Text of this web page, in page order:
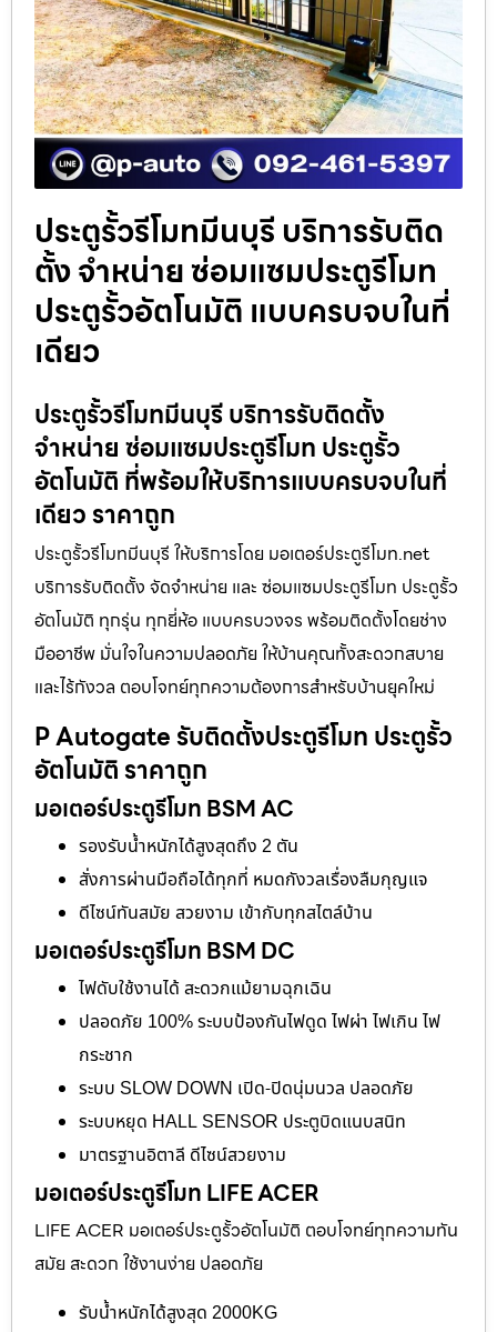
ประตูรั้วรีโมทมีนบุรี บริการรับติด
ตั้ง จำหน่าย ซ่อมแซมประตูรีโมท
ประตูรั้วอัตโนมัติ แบบครบจบในที่
เดียว
ประตูรั้วรีโมทมีนบุรี บริการรับติดตั้ง
จำหน่าย ซ่อมแซมประตูรีโมท ประตูรั้ว
อัตโนมัติ ที่พร้อมให้บริการแบบครบจบในที่
เดียว ราคาถูก
ประตูรั้วรีโมทมีนบุรี ให้บริการโดย มอเตอร์ประตูรีโมท.net
บริการรับติดตั้ง จัดจำหน่าย และ ซ่อมแซมประตูรีโมท ประตูรั้ว
อัตโนมัติ ทุกรุ่น ทุกยี่ห้อ แบบครบวงจร พร้อมติดตั้งโดยช่าง
มืออาชีพ มั่นใจในความปลอดภัย ให้บ้านคุณทั้งสะดวกสบาย
และไร้กังวล ตอบโจทย์ทุกความต้องการสำหรับบ้านยุคใหม่
P Autogate รับติดตั้งประตูรีโมท ประตูรั้ว
อัตโนมัติ ราคาถูก
มอเตอร์ประตูรีโมท BSM AC
รองรับน้ำหนักได้สูงสุดถึง 2 ตัน
สั่งการผ่านมือถือได้ทุกที่ หมดกังวลเรื่องลืมกุญแจ
ดีไซน์ทันสมัย สวยงาม เข้ากับทุกสไตล์บ้าน
มอเตอร์ประตูรีโมท BSM DC
ไฟดับใช้งานได้ สะดวกแม้ยามฉุกเฉิน
ปลอดภัย 100% ระบบป้องกันไฟดูด ไฟผ่า ไฟเกิน ไฟ
กระชาก
ระบบ SLOW DOWN เปิด-ปิดนุ่มนวล ปลอดภัย
ระบบหยุด HALL SENSOR ประตูบิดแนบสนิท
มาตรฐานอิตาลี ดีไซน์สวยงาม
มอเตอร์ประตูรีโมท LIFE ACER
LIFE ACER มอเตอร์ประตูรั้วอัตโนมัติ ตอบโจทย์ทุกความทัน
สมัย สะดวก ใช้งานง่าย ปลอดภัย
รับน้ำหนักได้สูงสุด 2000KG